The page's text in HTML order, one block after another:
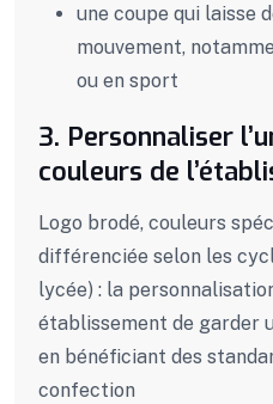
une coupe qui laisse
mouvement,
ou en sport
3. Personnaliser
couleurs de
Logo brodé, couleurs
différenciée selon les
lycée) : la
établissement de garder
en bénéficiant des
confection